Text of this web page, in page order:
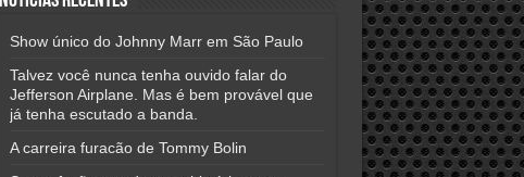
Show único do Johnny Marr em São Paulo
Talvez você nunca tenha ouvido falar do
Jefferson Airplane. Mas é bem provável que
já tenha escutado a banda.
A carreira furacão de Tommy Bolin